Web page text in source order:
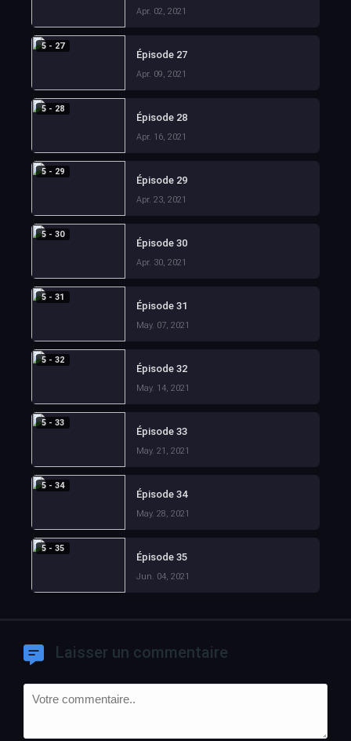
Apr. 02, 2021
5 - 27
Épisode 27
Apr. 09, 2021
5 - 28
Épisode 28
Apr. 16, 2021
5 - 29
Épisode 29
Apr. 23, 2021
5 - 30
Épisode 30
Apr. 30, 2021
5 - 31
Épisode 31
May. 07, 2021
5 - 32
Épisode 32
May. 14, 2021
5 - 33
Épisode 33
May. 21, 2021
5 - 34
Épisode 34
May. 28, 2021
5 - 35
Épisode 35
Jun. 04, 2021
Laisser un commentaire